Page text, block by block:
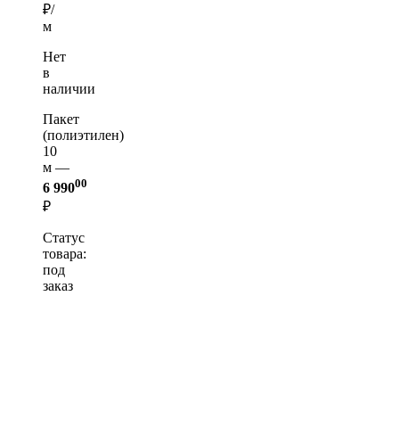
₽/
м
Нет
в
наличии
Пакет
(полиэтилен)
10
м —
6 99000
₽
Статус
товара:
под
заказ